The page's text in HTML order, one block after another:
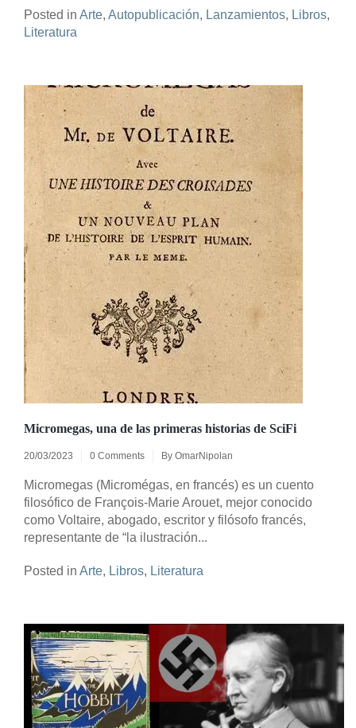
Posted in Arte, Autopublicación, Lanzamientos, Libros,
Literatura
Micromegas, una de las primeras historias de SciFi
20/03/2023 0 Comments By OmarNipolan
Micromegas (Micromégas, en francés) es un cuento
filosófico de François-Marie Arouet, mejor conocido
como Voltaire, abogado, escritor y filósofo francés,
representante de “la ilustración...
Posted in Arte, Libros, Literatura